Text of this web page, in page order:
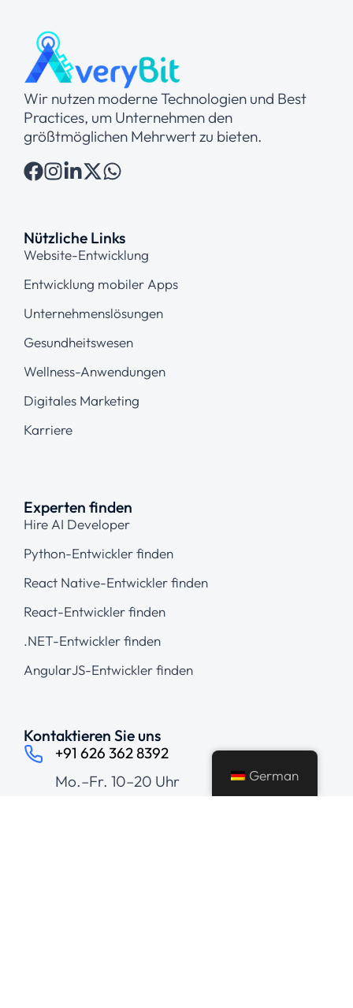
Wir nutzen moderne Technologien und Best
Practices, um Unternehmen den
größtmöglichen Mehrwert zu bieten.
Nützliche Links
Website-Entwicklung
Entwicklung mobiler Apps
Unternehmenslösungen
Gesundheitswesen
Wellness-Anwendungen
Digitales Marketing
Karriere
Experten finden
Hire AI Developer
Python-Entwickler finden
React Native-Entwickler finden
React-Entwickler finden
.NET-Entwickler finden
AngularJS-Entwickler finden
Kontaktieren Sie uns
+91 626 362 8392
Mo.–Fr. 10–20 Uhr
German